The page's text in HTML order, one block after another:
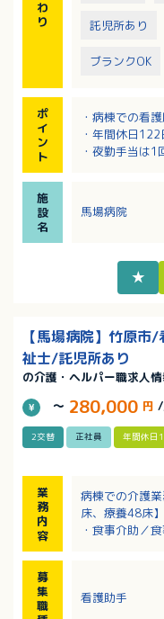
わ
り
託児所あり
ブランクOK
ポ
イ
ン
ト
・病棟での看
・年間休日122
・夜勤手当は1
施
設
名
馬場病院
★
【馬場病院】竹原
祉士/託児所あり
の介護・ヘルパー職求人
～ 280,000 円 /
2交替 正社員 年間休日
業
務
内
容
病棟での介護
床、療養48床】
・食事介助／
募
集
職
看護助手